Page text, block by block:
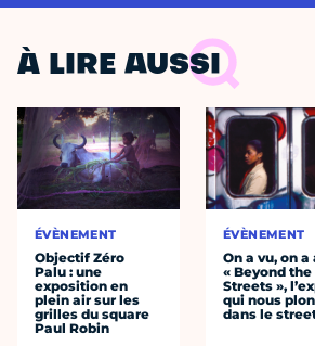
À LIRE AUSSI
ÉVÈNEMENT
Objectif Zéro
Palu : une
exposition en
plein air sur les
grilles du square
Paul Robin
ÉVÈNEMENT
On a vu, on
« Beyond the
Streets »,
qui nous
dans le